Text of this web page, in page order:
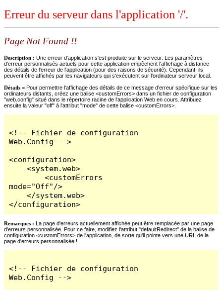
Erreur du serveur dans l'application '/'.
Page Not Found !!
Description : Une erreur d'application s'est produite sur le serveur. Les paramètres
d'erreur personnalisés actuels pour cette application empêchent l'affichage à distance
des détails de l'erreur de l'application (pour des raisons de sécurité). Cependant, ils
peuvent être affichés par les navigateurs qui s'exécutent sur l'ordinateur serveur local.
Détails = Pour permettre l'affichage des détails de ce message d'erreur spécifique sur les
ordinateurs distants, créez une balise <customErrors> dans un fichier de configuration
"web.config" situé dans le répertoire racine de l'application Web en cours. Attribuez
ensuite la valeur "off" à l'attribut "mode" de cette balise <customErrors>.
<!-- Fichier de configuration
Web.Config -->
<configuration>
    <system.web>
        <customErrors
mode="Off"/>
    </system.web>
</configuration>
Remarques : La page d'erreurs actuellement affichée peut être remplacée par une page
d'erreurs personnalisée. Pour ce faire, modifiez l'attribut "defaultRedirect" de la balise de
configuration <customErrors> de l'application, de sorte qu'il pointe vers une URL de la
page d'erreurs personnalisée !
<!-- Fichier de configuration
Web.Config -->